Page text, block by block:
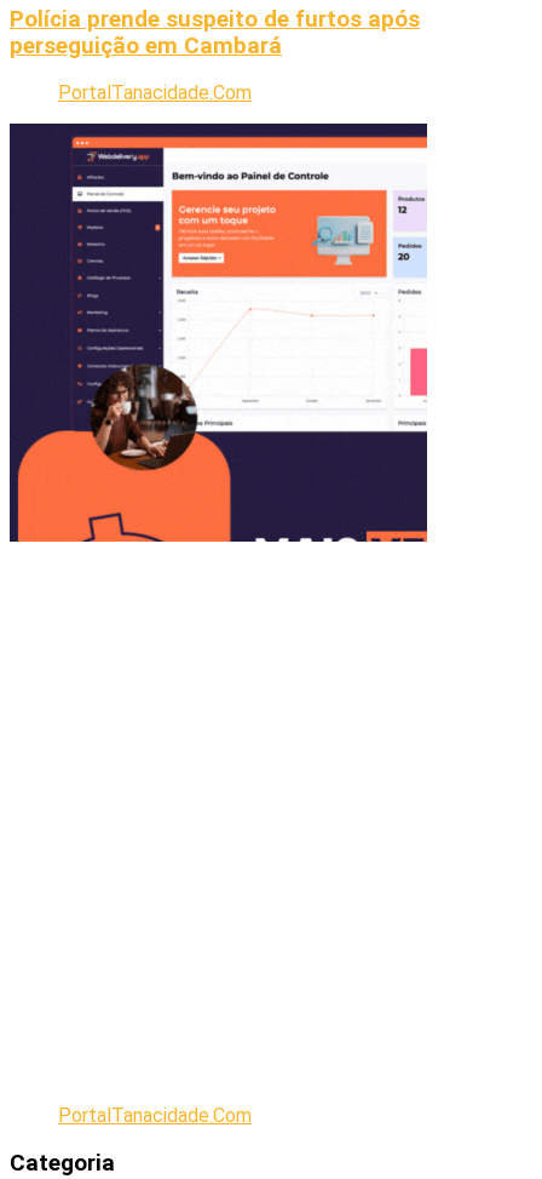
Polícia prende suspeito de furtos após
perseguição em Cambará
PortalTanacidade.Com
PortalTanacidade.Com
Categoria